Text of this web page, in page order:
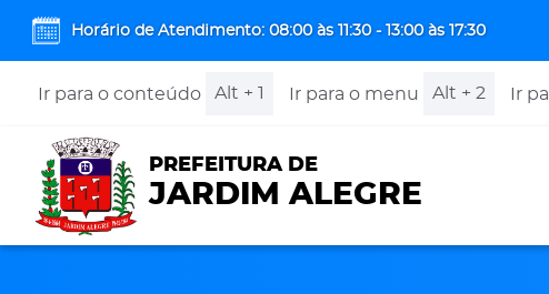
Horário de Atendimento: 08:00 às 11:30 - 13:00 às 17:30
Ir para o conteúdo Alt + 1 Ir para o menu Alt + 2 Ir
PREFEITURA DE
JARDIM ALEGRE